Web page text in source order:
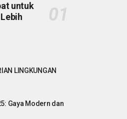
untuk
LINGKUNGAN
Gaya Modern dan